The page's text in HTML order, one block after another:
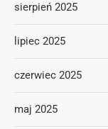
sierpień 2025
lipiec 2025
czerwiec 2025
maj 2025